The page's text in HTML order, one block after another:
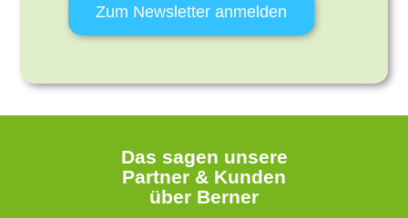
Zum Newsletter anmelden
Das sagen unsere
Partner & Kunden
über Berner